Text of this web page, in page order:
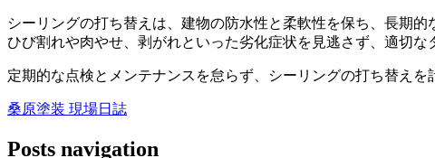
シーリングの打ち替えは、建物の防水性と柔軟性を保ち、長期的
ひび割れや肉やせ、剥がれといった劣化症状を見逃さず、適切な
定期的な点検とメンテナンスを怠らず、シーリングの打ち替え
桑原塗装 現場日誌
Posts navigation